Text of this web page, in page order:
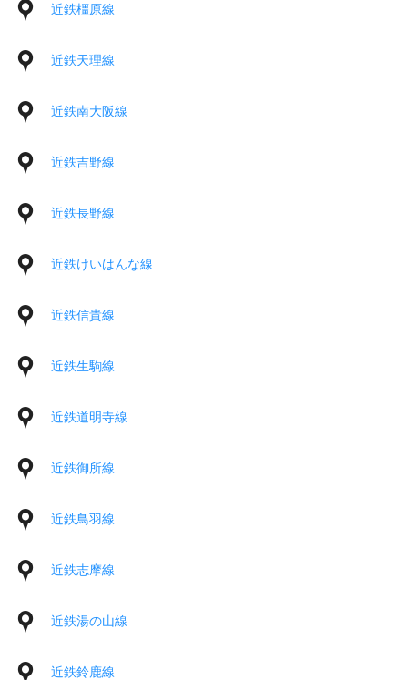
近鉄橿原線
近鉄天理線
近鉄南大阪線
近鉄吉野線
近鉄長野線
近鉄けいはんな線
近鉄信貴線
近鉄生駒線
近鉄道明寺線
近鉄御所線
近鉄鳥羽線
近鉄志摩線
近鉄湯の山線
近鉄鈴鹿線